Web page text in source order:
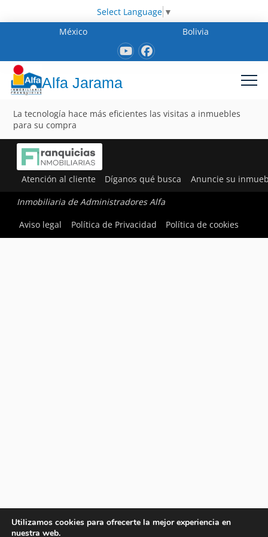
Select Language ▼
México
Bolivia
Alfa Jarama
La tecnología hace más eficientes las visitas a inmuebles
para su compra
Atención al cliente Díganos qué busca Anuncie su
Inmobiliaria de Administradores Alfa
Aviso legal
Política de Privacidad Política de cookies
Utilizamos cookies para ofrecerte la mejor experiencia en
nuestra web.